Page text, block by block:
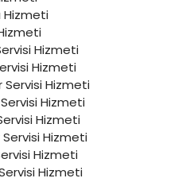
Hizmeti
Hizmeti
Hizmeti
Servisi Hizmeti
Servisi Hizmeti
Hizmeti
Servisi Hizmeti
Hizmeti
Hizmeti